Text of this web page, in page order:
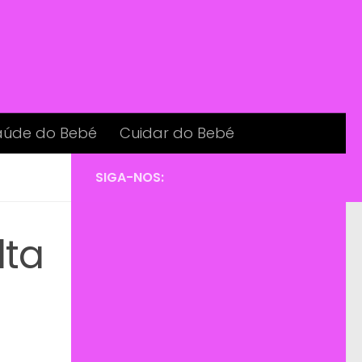
do Bebé Cuidar do Bebé
SIGA-NOS: